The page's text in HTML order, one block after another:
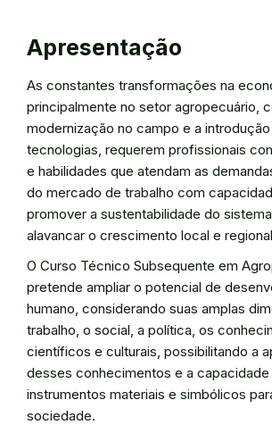
Apresentação
As constantes transformações na
principalmente no setor agropecuário,
modernização no campo e a
tecnologias, requerem profissionais
e habilidades que atendam as
do mercado de trabalho com
promover a sustentabilidade do
alavancar o crescimento local e
O Curso Técnico Subsequente em
pretende ampliar o potencial de
humano, considerando suas amplas
trabalho, o social, a política, os
científicos e culturais, possibilitando a
desses conhecimentos e a
instrumentos materiais e simbólicos
sociedade.